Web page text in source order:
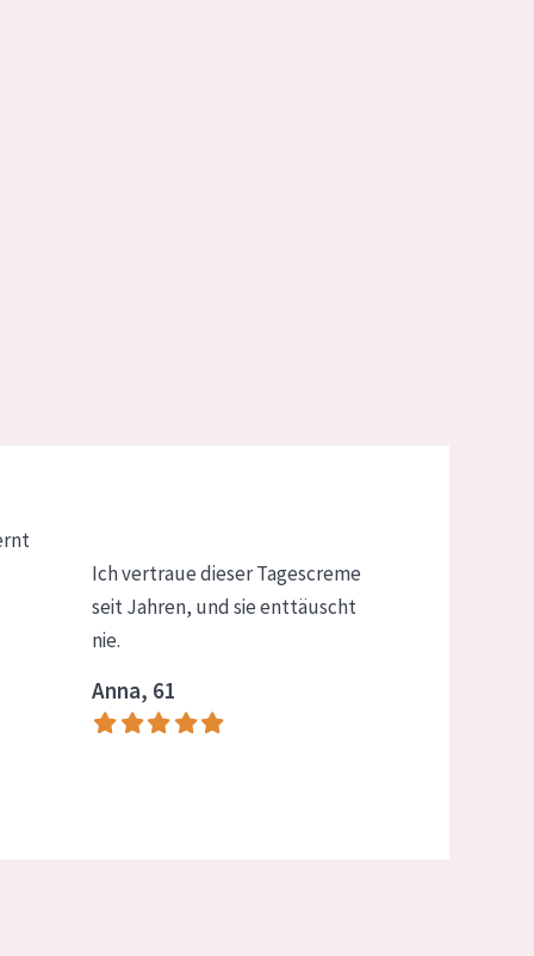
Ich vertraue dieser Tagescreme
seit Jahren, und sie enttäuscht
nie.
Anna, 61